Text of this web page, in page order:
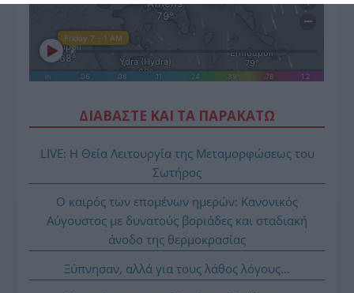
ΔΙΑΒΑΣΤΕ ΚΑΙ ΤΑ ΠΑΡΑΚΑΤΩ
LIVE: Η Θεία Λειτουργία της Μεταμορφώσεως του
Σωτήρος
Ο καιρός των επομένων ημερών: Κανονικός
Αύγουστος με δυνατούς βοριάδες και σταδιακή
άνοδο της θερμοκρασίας
Ξύπνησαν, αλλά για τους λάθος λόγους…